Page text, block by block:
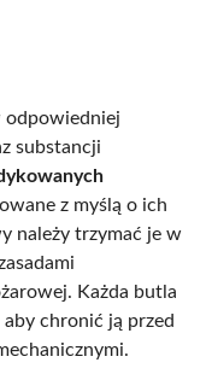
odpowiedniej
substancji
z myślą o ich
należy trzymać je w
Każda butla
chronić ją przed